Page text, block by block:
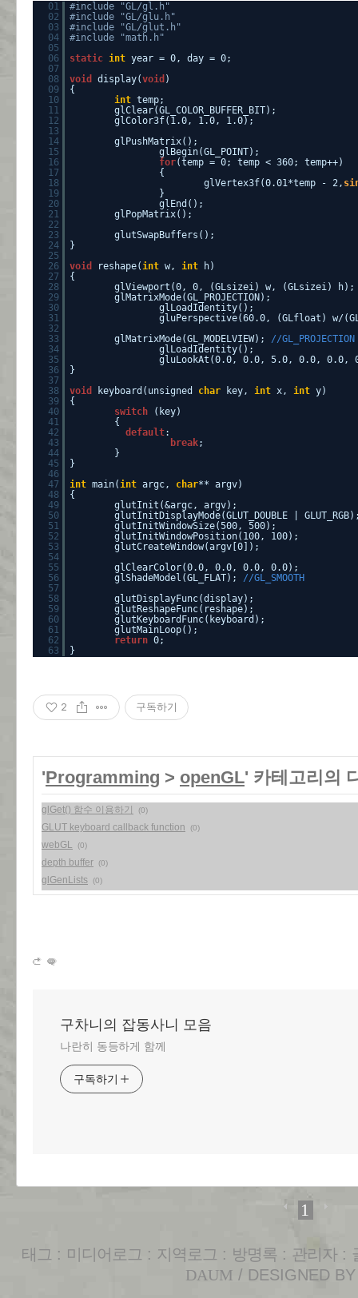
01
#include "GL/gl.h"
02
#include "GL/glu.h"
03
#include "GL/glut.h"
04
#include "math.h"
05
06
static int year = 0, day = 0;
07
08
void display(void )
09
{
10
int temp;
11
glClear(GL_COLOR_BUFFER_BIT);
12
glColor3f(1.0, 1.0, 1.0);
13
14
glPushMatrix();
15
glBegin(GL_POINT);
16
for(temp = 0; temp < 360; temp++)
17
{
18
glVertex3f(0.01*temp - 2,
19
}
20
glEnd();
21
glPopMatrix();
22
23
glutSwapBuffers();
24
}
25
26
void reshape(int w, int
h)
27
{
28
glViewport(0, 0, (GLsizei) w, (GLsizei) h);
29
glMatrixMode(GL_PROJECTION);
30
glLoadIdentity();
31
gluPerspective(60.0, (GLfloat) w/
32
33
glMatrixMode(GL_MODELVIEW); //GL_PROJECTION
34
glLoadIdentity();
35
gluLookAt(0.0, 0.0, 5.0, 0.0,
36
}
37
38
void keyboard(unsigned char key, int x, int y)
39
{
40
switch
(key)
41
{
42
default:
43
break;
44
}
45
}
46
47
int main(int argc, char** argv)
48
{
49
glutInit(&argc, argv);
50
glutInitDisplayMode(GLUT_DOUBLE |
51
glutInitWindowSize(500, 500);
52
glutInitWindowPosition(100, 100);
53
glutCreateWindow(argv[0]);
54
55
glClearColor(0.0, 0.0, 0.0, 0.0);
56
glShadeModel(GL_FLAT); //GL_SMOOTH
57
58
glutDisplayFunc(display);
59
glutReshapeFunc(reshape);
60
glutKeyboardFunc(keyboard);
61
glutMainLoop();
62
return 0;
63
}
2 구독하기
'Programming > openGL' 카테고리의
glGet() 함수 이용하기 (0)
GLUT keyboard callback function (0)
webGL (0)
depth buffer (0)
glGenLists (0)
구차니의 잡동사니 모음
나란히 동등하게 함께
구독하기
1
태그 : 미디어로그 : 지역로그 : 방명록 : 관리자 :
DAUM / DESIGNED